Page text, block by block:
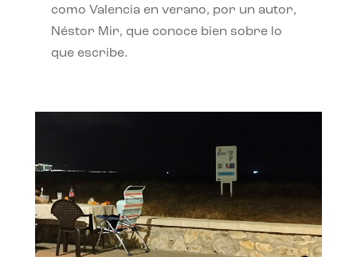
como Valencia en verano, por un autor,
Néstor Mir, que conoce bien sobre lo
que escribe.